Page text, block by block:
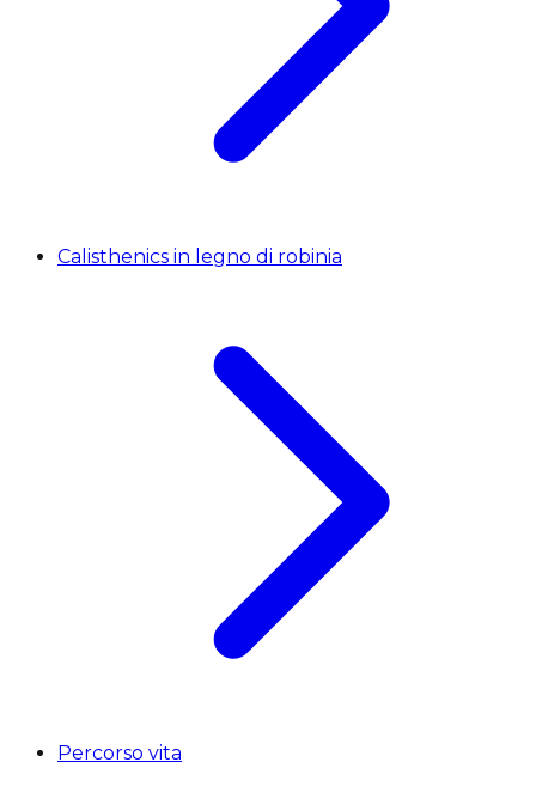
Calisthenics in legno di robinia
Percorso vita